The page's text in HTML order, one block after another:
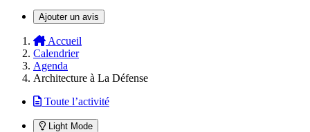
Ajouter un avis
Accueil
Calendrier
Agenda
Architecture à La Défense
Toute l’activité
Light Mode